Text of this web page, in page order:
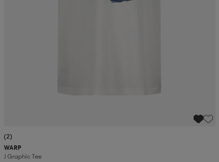
(2)
WARP
J Graphic Tee